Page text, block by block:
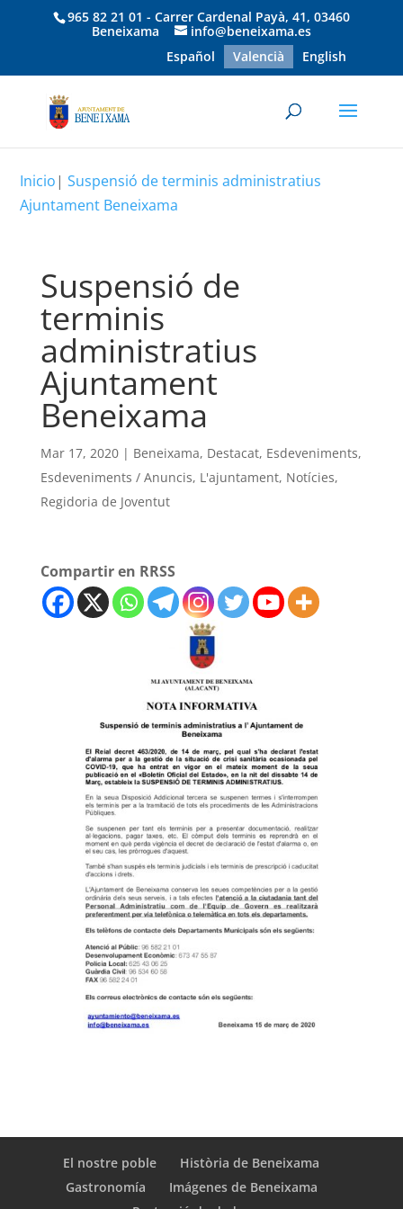
965 82 21 01 - Carrer Cardenal Payà, 41, 03460
Beneixama
info@beneixama.es
Español
Valencià English
Inicio|Suspensió de terminis administratius
Ajuntament Beneixama
Suspensió de
terminis
administratius
Ajuntament
Beneixama
Mar 17, 2020| Beneixama, Destacat, Esdeveniments,
Esdeveniments / Anuncis, L'ajuntament, Notícies,
Regidoria de Joventut
Compartir en RRSS
El nostre poble
Història de Beneixama
Gastronomía
Imágenes de Beneixama